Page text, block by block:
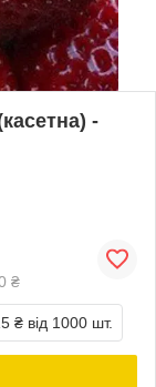
-
₴
₴ від 1000 шт.